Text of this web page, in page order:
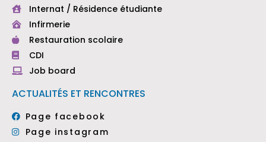
Internat / Résidence étudiante
Infirmerie
Restauration scolaire
CDI
Job board
ACTUALITÉS ET RENCONTRES
Page facebook
Page instagram